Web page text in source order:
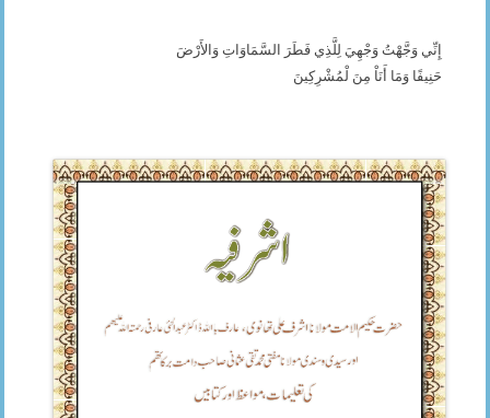
إِنِّي وَجَّهْتُ وَجْهِيَ لِلَّذِي فَطَرَ السَّمَاوَاتِ وَالأَرْضَ
حَنِيفًا وَمَا أَنَاْ مِنَ لْمُشْرِكِينَ